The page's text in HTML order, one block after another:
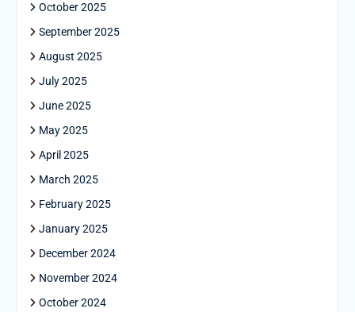
October 2025
September 2025
August 2025
July 2025
June 2025
May 2025
April 2025
March 2025
February 2025
January 2025
December 2024
November 2024
October 2024